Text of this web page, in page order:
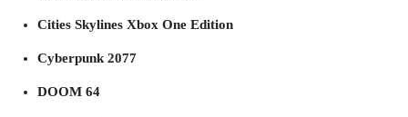
Cities Skylines Xbox One Edition
Cyberpunk 2077
DOOM 64